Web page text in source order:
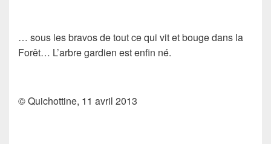
… sous les bravos de tout ce qui vit et bouge dans la
Forêt… L’arbre gardien est enfin né.
© Quichottine, 11 avril 2013